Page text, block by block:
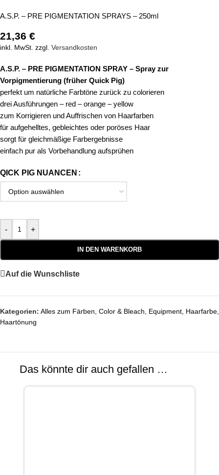
A.S.P. – PRE PIGMENTATION SPRAYS – 250ml
21,36 €
inkl. MwSt. zzgl. Versandkosten
A.S.P. – PRE PIGMENTATION SPRAY – Spray zur
Vorpigmentierung (früher Quick Pig)
perfekt um natürliche Farbtöne zurück zu colorieren
drei Ausführungen – red – orange – yellow
zum Korrigieren und Auffrischen von Haarfarben
für aufgehelltes, gebleichtes oder poröses Haar
sorgt für gleichmäßige Farbergebnisse
einfach pur als Vorbehandlung aufsprühen
QICK PIG NUANCEN
- +
IN DEN WARENKORB
Auf die Wunschliste
Kategorien: Alles zum Färben, Color & Bleach, Equipment, Haarfarbe,
Haartönung
Das könnte dir auch gefallen …